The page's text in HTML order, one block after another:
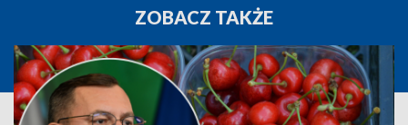
ZOBACZ TAKŻE